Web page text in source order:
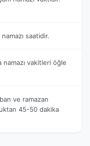
saatidir.
namazı vakitleri öğle
ve ramazan
45-50 dakika